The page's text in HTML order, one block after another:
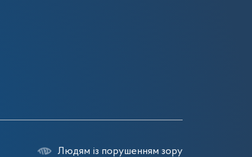
Людям із порушенням зору